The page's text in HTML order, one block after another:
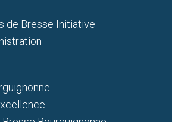
de Bresse Initiative